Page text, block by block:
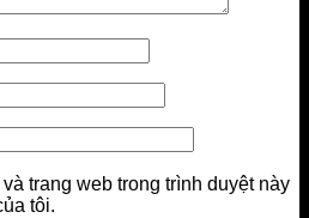
trang web trong trình duyệt này
tôi.